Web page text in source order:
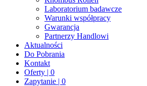
Laboratorium badawcze
Warunki współpracy
Gwarancja
Partnerzy Handlowi
Aktualności
Do Pobrania
Kontakt
Oferty | 0
Zapytanie | 0